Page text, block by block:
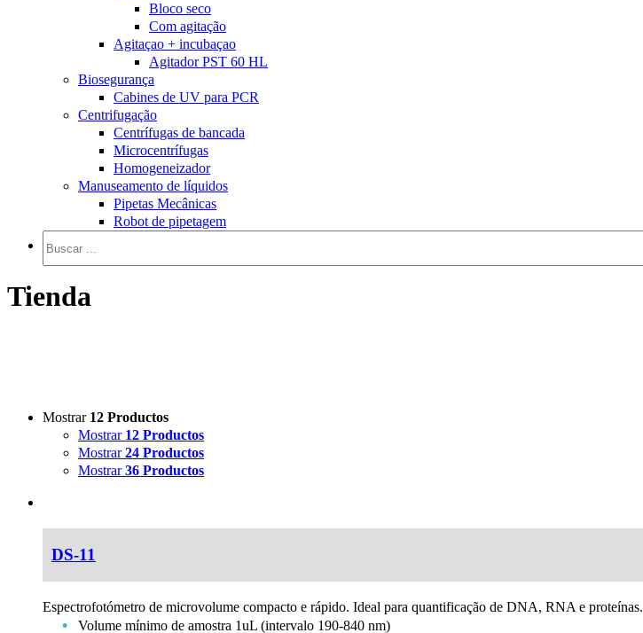
Bloco seco
Com agitação
Agitaçao + incubaçao
Agitador PST 60 HL
Biosegurança
Cabines de UV para PCR
Centrifugação
Centrífugas de bancada
Microcentrífugas
Homogeneizador
Manuseamento de líquidos
Pipetas Mecânicas
Robot de pipetagem
Tienda
Mostrar 12 Productos
Mostrar 12 Productos
Mostrar24 Productos
Mostrar36 Productos
DS-11
Espectrofotómetro de microvolume compacto e rápido. Ideal para quantificação de DNA, RNA e proteínas.
Volume mínimo de amostra 1uL (intervalo 190-840 nm)